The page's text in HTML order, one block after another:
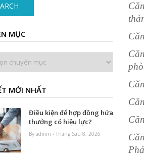
Că
MỤC
MỚI NHẤT
Điều kiện để hợp đồng hứa
thưởng có hiệu lực?
By admin - Tháng Sáu 8, 2026